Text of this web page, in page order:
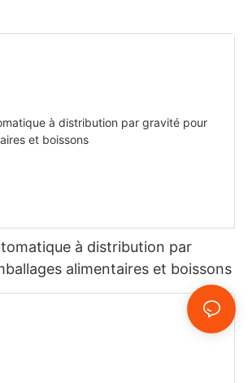
à distribution par
alimentaires et boissons